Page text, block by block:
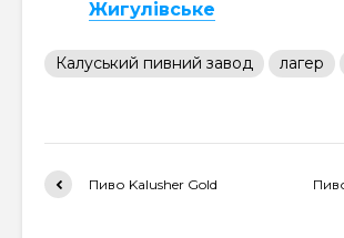
Жигулівське
Калуський пивний завод лагер
Пиво Kalusher Gold